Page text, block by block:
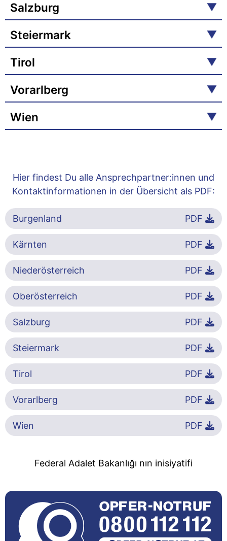
Salzburg
Steiermark
Tirol
Vorarlberg
Wien
Hier findest Du alle Ansprechpartner:innen und
Kontaktinformationen in der Übersicht als PDF:
Burgenland PDF
Kärnten PDF
Niederösterreich PDF
Oberösterreich PDF
Salzburg PDF
Steiermark PDF
Tirol PDF
Vorarlberg PDF
Wien PDF
Federal Adalet Bakanlığı nın inisiyatifi